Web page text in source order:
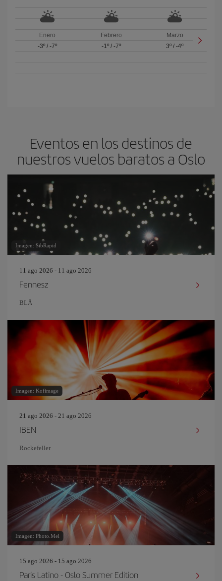
Enero
-3º/ -7º
Febrero
-1º/ -7º
Marzo
3º /-4º
Eventos en los destinos de
nuestros vuelos baratos a Oslo
Imagen: SibRapid
11 ago 2026 - 11 ago 2026
Fennesz
BLÅ
Imagen: Kofimage
21 ago 2026 - 21 ago 2026
IBEN
Rockefeller
Imagen: Photo.Mel
15 ago 2026 - 15 ago 2026
Paris Latino - Oslo Summer Edition